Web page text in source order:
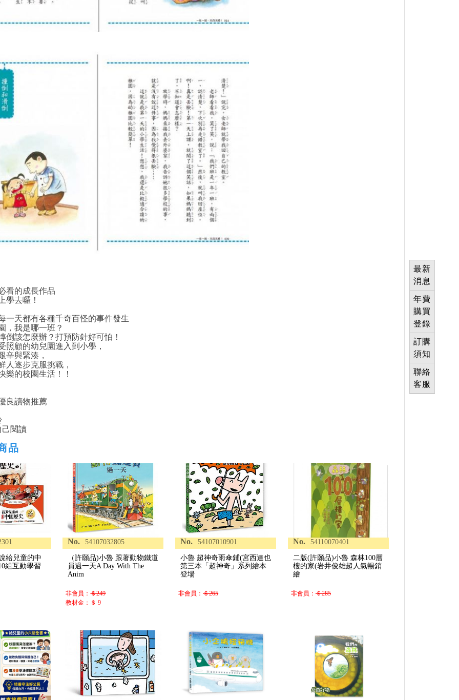
最新
消息
年費
購買
登錄
訂購
須知
聯絡
客服
的成長作品
去囉！
天都有各種千奇百怪的事件發生
我是哪一班？
怎麼辦？打預防針好可怕！
的幼兒園進入到小學，
與緊湊，
逐步克服挑戰，
的校園生活！！
讀物推薦
閱讀
品
給兒童的中
組互動學習
No. 54107032805
（許願品)小魯 跟著動物鐵道
員過一天A Day With The
Anim
非會員：＄249
教材金：＄ 9
No. 54107010901
小魯 超神奇雨傘鋪(宮西達也
第三本「超神奇」系列繪本
登場
非會員：＄265
No. 54110070401
二版(許願品)小魯 森林100層
樓的家(岩井俊雄超人氣暢銷
繪
非會員： ＄285